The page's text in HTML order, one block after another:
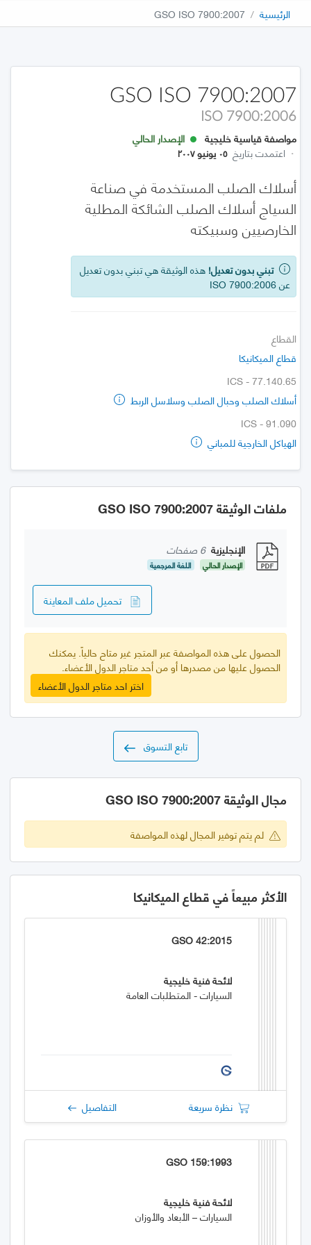
الرئيسية GSO ISO 7900:2007
GSO ISO 7900:2007
ISO 7900:2006
مواصفة قياسية خليجية
الإصدار الحالي
· اعتمدت بتاريخ ٠٥ يونيو ٢٠٠٧
أسلاك الصلب المستخدمة في صناعة
السياج أسلاك الصلب الشائكة المطلية
الخارصيين وسبيكته
تبني بدون تعديل! هذه الوثيقة هي تبني بدون تعديل
عن ISO 7900:2006
القطاع
قطاع الميكانيكا
ICS - 77.140.65
أسلاك الصلب وحبال الصلب وسلاسل الربط
ICS - 91.090
الهياكل الخارجية للمباني
ملفات الوثيقة GSO ISO 7900:2007
الإنجليزية 6 صفحات
الإصدار الحالي اللغة المرجعية
تحميل ملف المعاينة
الحصول على هذه المواصفة عبر المتجر غير متاح حالياً. يمكنك
الحصول عليها من مصدرها أو من أحد متاجر الدول الأعضاء.
اختر احد متاجر الدول الأعضاء
تابع التسوق
مجال الوثيقة GSO ISO 7900:2007
لم يتم توفير المجال لهذه المواصفة
الأكثر مبيعاً في قطاع الميكانيكا
GSO 42:2015
لائحة فنية خليجية
السيارات - المتطلبات العامة
نظرة سريعة التفاصيل
GSO 159:1993
لائحة فنية خليجية
السيارات – الأبعاد والأوزان